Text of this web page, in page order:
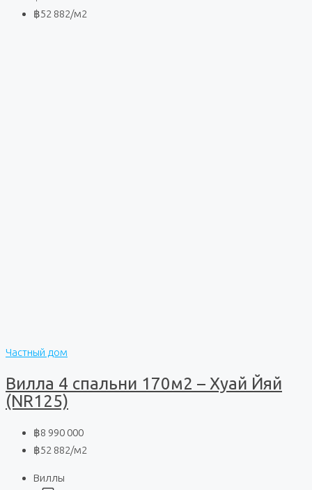
฿52 882/м2
Частный дом
Вилла 4 спальни 170м2 – Хуай Йяй
(NR125)
฿8 990 000
฿52 882/м2
Виллы